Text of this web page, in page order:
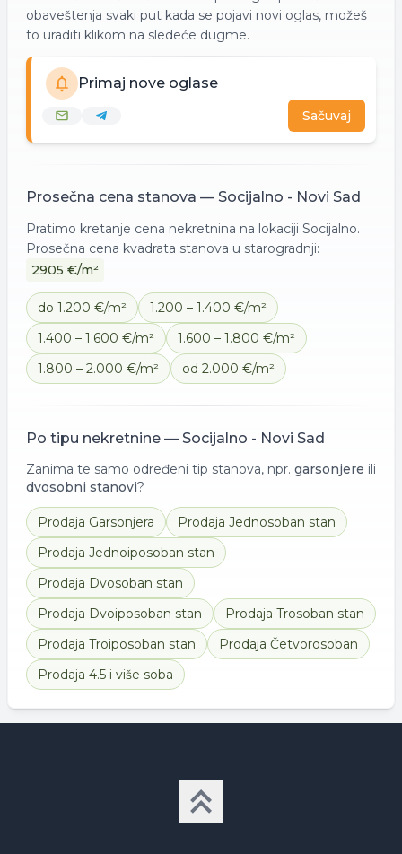
obaveštenja svaki put kada se pojavi novi oglas, možeš
to uraditi klikom na sledeće dugme.
Primaj nove oglase
Sačuvaj
Prosečna cena stanova — Socijalno - Novi Sad
Pratimo kretanje cena nekretnina na lokaciji Socijalno.
Prosečna cena kvadrata stanova u starogradnji:
2905 €/m²
do 1.200 €/m²
1.200 – 1.400 €/m²
1.400 – 1.600 €/m²
1.600 – 1.800 €/m²
1.800 – 2.000 €/m²
od 2.000 €/m²
Po tipu nekretnine — Socijalno - Novi Sad
Zanima te samo određeni tip stanova, npr. garsonjere ili
dvosobni stanovi?
Prodaja Garsonjera Prodaja Jednosoban stan
Prodaja Jednoiposoban stan
Prodaja Dvosoban stan
Prodaja Dvoiposoban stan Prodaja Trosoban stan
Prodaja Troiposoban stan Prodaja Četvorosoban
Prodaja 4.5 i više soba